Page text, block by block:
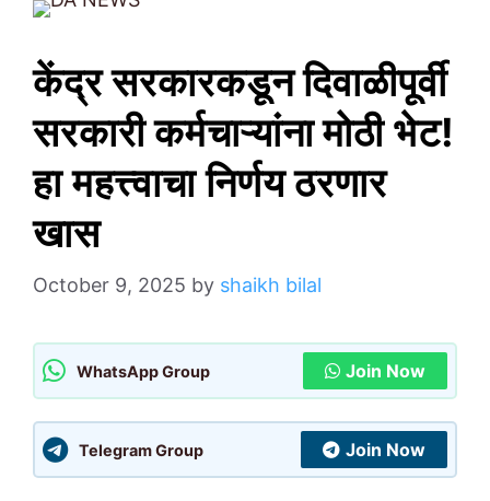
केंद्र सरकारकडून दिवाळीपूर्वी
सरकारी कर्मचाऱ्यांना मोठी भेट!
हा महत्त्वाचा निर्णय ठरणार
खास
October 9, 2025 by shaikh bilal
WhatsApp Group Join Now
Telegram Group Join Now